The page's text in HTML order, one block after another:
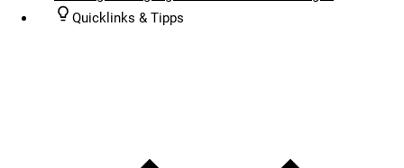
Quicklinks & Tipps